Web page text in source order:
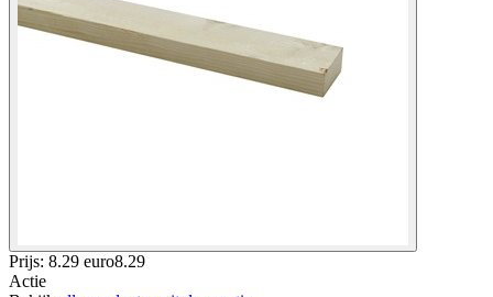
Prijs: 8.29 euro8.29
Actie